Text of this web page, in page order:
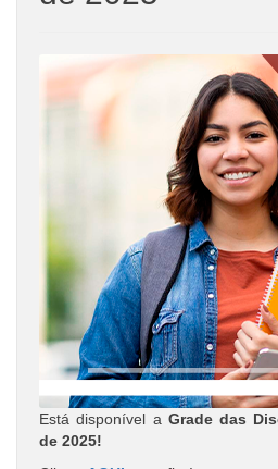
Está disponível a Grade das
de 2025!